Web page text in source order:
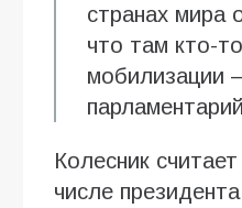
странах мира
что там кто-
мобилизации
Колесник
числе